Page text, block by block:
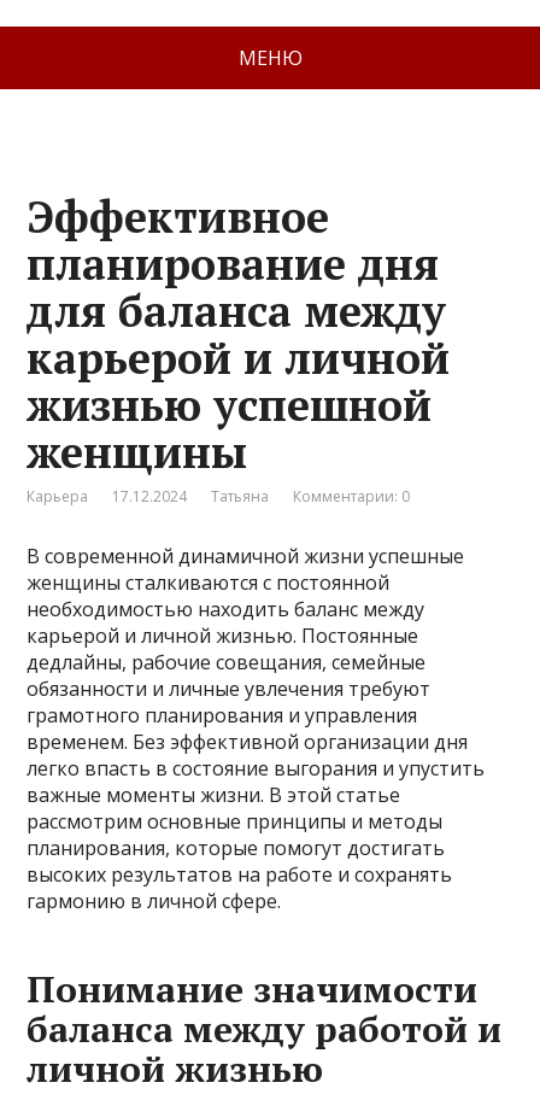
МЕНЮ
Эффективное
планирование дня
для баланса между
карьерой и личной
жизнью успешной
женщины
Карьера 17.12.2024 Татьяна Комментарии: 0
В современной динамичной жизни успешные
женщины сталкиваются с постоянной
необходимостью находить баланс между
карьерой и личной жизнью. Постоянные
дедлайны, рабочие совещания, семейные
обязанности и личные увлечения требуют
грамотного планирования и управления
временем. Без эффективной организации дня
легко впасть в состояние выгорания и упустить
важные моменты жизни. В этой статье
рассмотрим основные принципы и методы
планирования, которые помогут достигать
высоких результатов на работе и сохранять
гармонию в личной сфере.
Понимание значимости
баланса между работой и
личной жизнью